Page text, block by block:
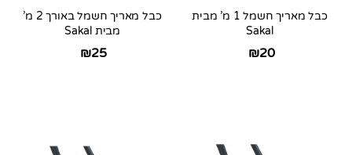
כבל מאריך חשמל 1 מ’ מבית
Sakal
₪20
כבל מאריך חשמל באורך 2 מ’
מבית Sakal
₪25